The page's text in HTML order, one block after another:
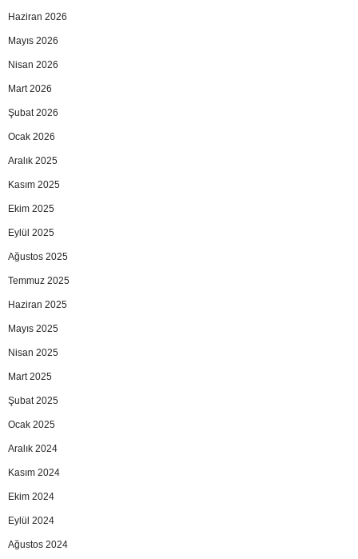
Haziran 2026
Mayıs 2026
Nisan 2026
Mart 2026
Şubat 2026
Ocak 2026
Aralık 2025
Kasım 2025
Ekim 2025
Eylül 2025
Ağustos 2025
Temmuz 2025
Haziran 2025
Mayıs 2025
Nisan 2025
Mart 2025
Şubat 2025
Ocak 2025
Aralık 2024
Kasım 2024
Ekim 2024
Eylül 2024
Ağustos 2024